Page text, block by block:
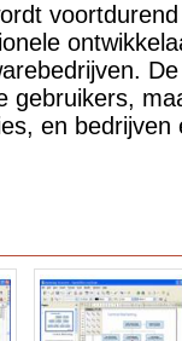
gebruikers,
en